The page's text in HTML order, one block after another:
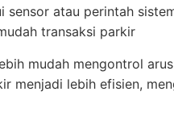
sensor atau perintah
transaksi parkir
mudah mengontrol arus
menjadi lebih efisien,